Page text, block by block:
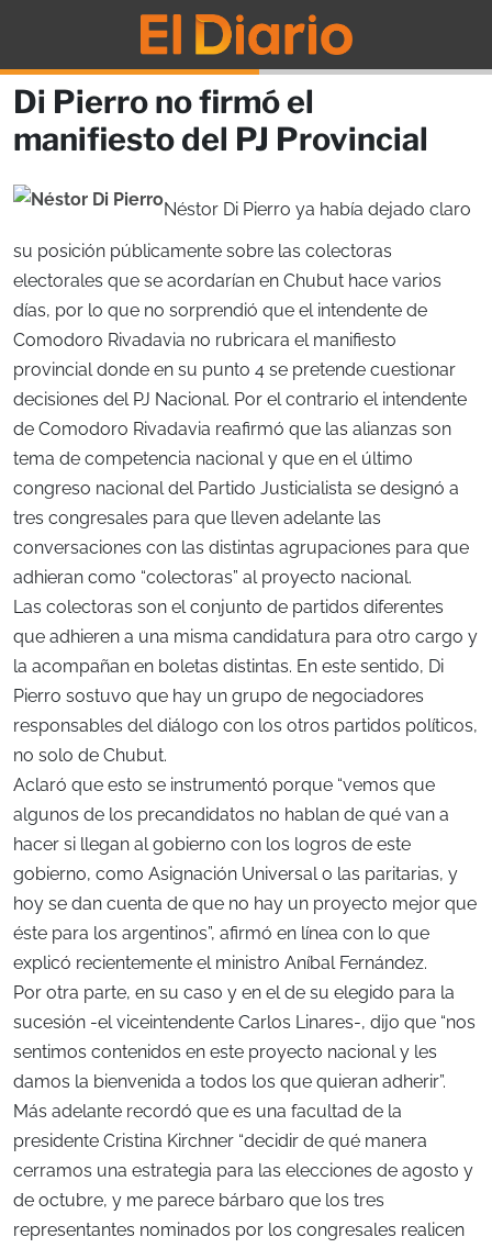
Di Pierro no firmó el
manifiesto del PJ Provincial
Néstor Di Pierro ya había dejado claro
su posición públicamente sobre las colectoras
electorales que se acordarían en Chubut hace varios
días, por lo que no sorprendió que el intendente de
Comodoro Rivadavia no rubricara el manifiesto
provincial donde en su punto 4 se pretende cuestionar
decisiones del PJ Nacional. Por el contrario el intendente
de Comodoro Rivadavia reafirmó que las alianzas son
tema de competencia nacional y que en el último
congreso nacional del Partido Justicialista se designó a
tres congresales para que lleven adelante las
conversaciones con las distintas agrupaciones para que
adhieran como “colectoras” al proyecto nacional.
Las colectoras son el conjunto de partidos diferentes
que adhieren a una misma candidatura para otro cargo y
la acompañan en boletas distintas. En este sentido, Di
Pierro sostuvo que hay un grupo de negociadores
responsables del diálogo con los otros partidos políticos,
no solo de Chubut.
Aclaró que esto se instrumentó porque “vemos que
algunos de los precandidatos no hablan de qué van a
hacer si llegan al gobierno con los logros de este
gobierno, como Asignación Universal o las paritarias, y
hoy se dan cuenta de que no hay un proyecto mejor que
éste para los argentinos”, afirmó en línea con lo que
explicó recientemente el ministro Aníbal Fernández.
Por otra parte, en su caso y en el de su elegido para la
sucesión -el viceintendente Carlos Linares-, dijo que “nos
sentimos contenidos en este proyecto nacional y les
damos la bienvenida a todos los que quieran adherir”.
Más adelante recordó que es una facultad de la
presidente Cristina Kirchner “decidir de qué manera
cerramos una estrategia para las elecciones de agosto y
de octubre, y me parece bárbaro que los tres
representantes nominados por los congresales realicen